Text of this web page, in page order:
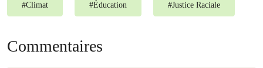
#Climat #Éducation #Justice Raciale
Commentaires